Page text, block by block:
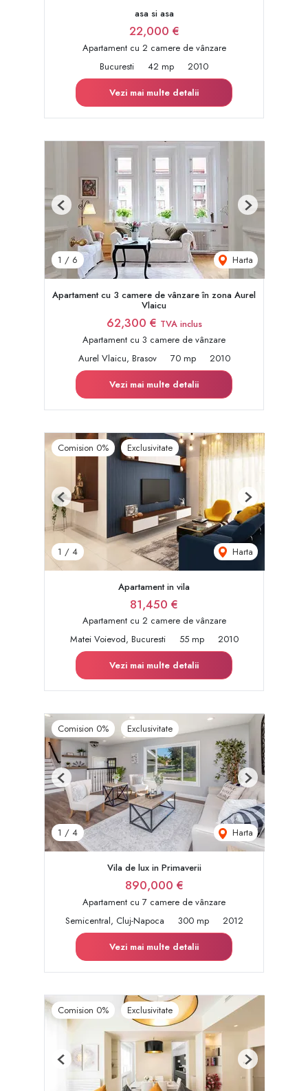
asa si asa
22,000 €
Apartament cu 2 camere de vânzare
Bucuresti
42 mp
2010
Vezi mai multe detalii
1 / 6 Harta
Previous Next
Apartament cu 3 camere de vânzare în zona Aurel
Vlaicu
62,300 € TVA inclus
Apartament cu 3 camere de vânzare
Aurel Vlaicu, Brasov
70 mp
2010
Vezi mai multe detalii
Comision 0% Exclusivitate
1 / 4 Harta
Previous Next
Apartament in vila
81,450 €
Apartament cu 2 camere de vânzare
Matei Voievod, Bucuresti
55 mp
2010
Vezi mai multe detalii
Comision 0% Exclusivitate
1 / 4 Harta
Previous Next
Vila de lux in Primaverii
890,000 €
Apartament cu 7 camere de vânzare
Semicentral, Cluj-Napoca
300 mp
2012
Vezi mai multe detalii
Comision 0% Exclusivitate
Previous Next